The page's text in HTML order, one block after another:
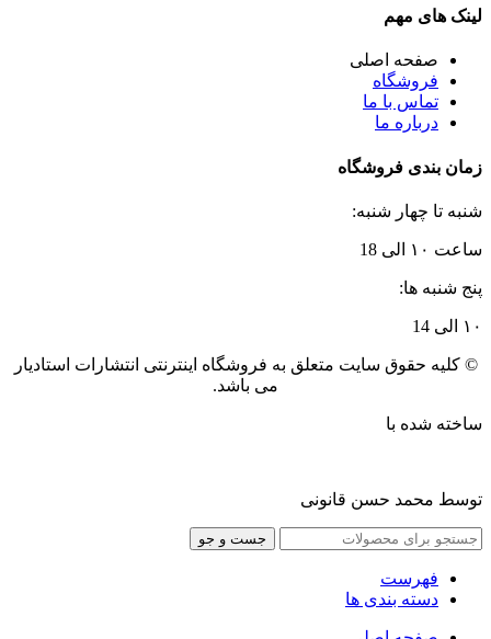
لینک های مهم
صفحه اصلی
فروشگاه
تماس با ما
درباره ما
زمان بندی فروشگاه
شنبه تا چهار شنبه:
ساعت ۱۰ الی 18
پنج شنبه ها:
۱۰ الی 14
© کلیه حقوق سایت متعلق به فروشگاه اینترنتی انتشارات استادیار
می باشد.
ساخته شده با
توسط محمد حسن قانونی
جست و جو
فهرست
دسته بندی ها